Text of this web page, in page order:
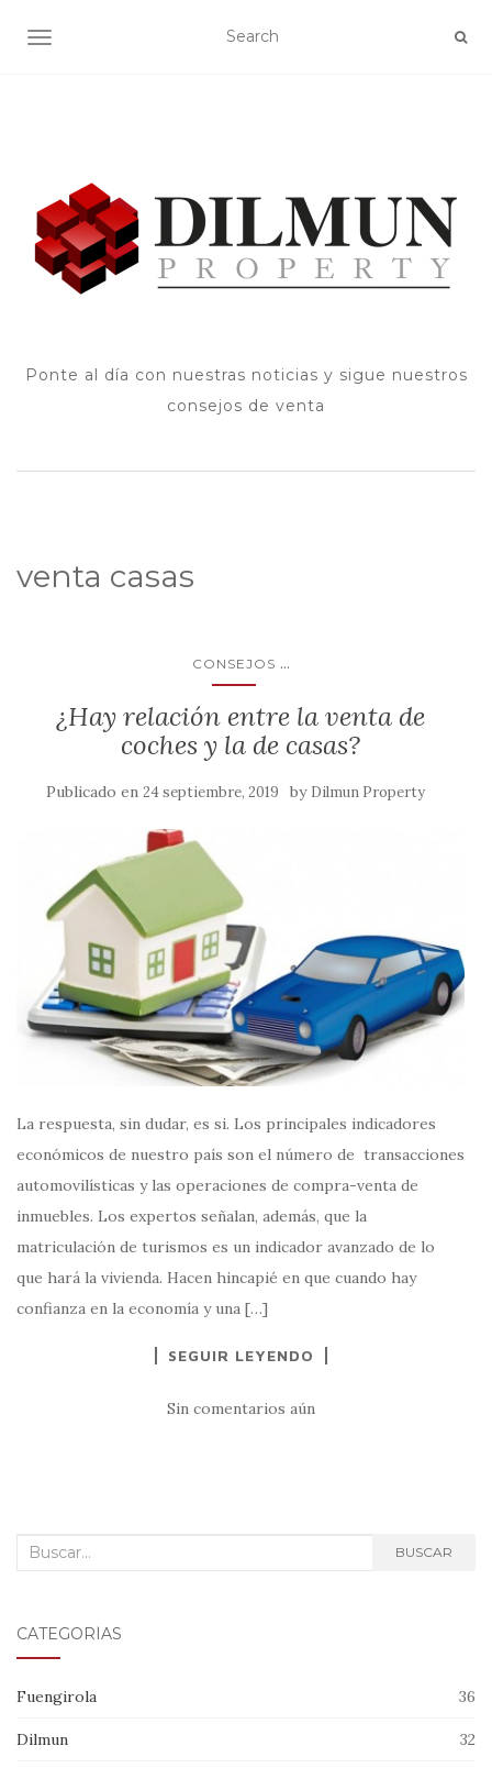
ALTERNAR NAVEGACIÓN
Ponte al día con nuestras noticias y sigue nuestros
consejos de venta
venta casas
CONSEJOS ...
¿Hay relación entre la venta de
coches y la de casas?
Publicado en 24 septiembre, 2019 by Dilmun Property
La respuesta, sin dudar, es si. Los principales indicadores
económicos de nuestro país son el número de transacciones
automovilísticas y las operaciones de compra-venta de
inmuebles. Los expertos señalan, además, que la
matriculación de turismos es un indicador avanzado de lo
que hará la vivienda. Hacen hincapié en que cuando hay
confianza en la economía y una […]
SEGUIR LEYENDO
Sin comentarios aún
Buscar: BUSCAR
CATEGORÍAS
Fuengirola 36
Dilmun 32